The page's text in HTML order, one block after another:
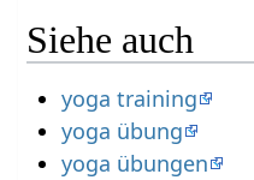
Siehe auch
yoga training
yoga übung
yoga übungen